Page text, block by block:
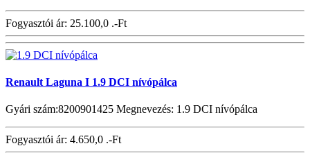
Fogyasztói ár: 25.100,0 .-Ft
Renault Laguna I 1.9 DCI nívópálca
Gyári szám:8200901425 Megnevezés: 1.9 DCI nívópálca
Fogyasztói ár: 4.650,0 .-Ft